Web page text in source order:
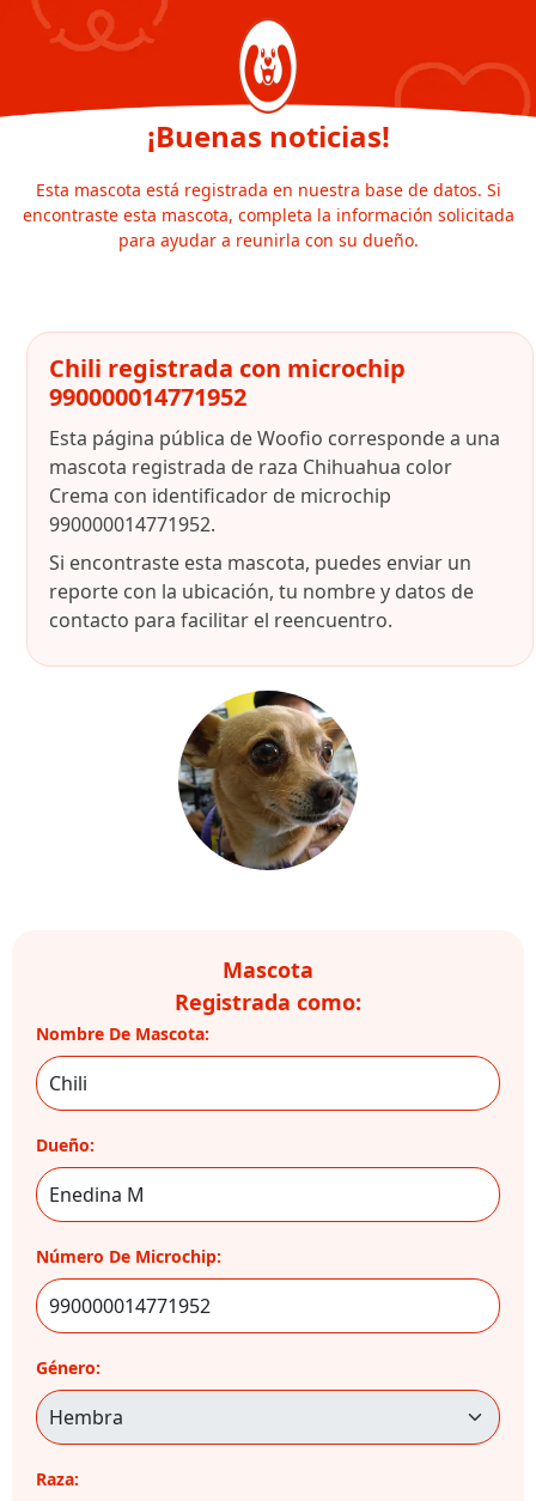
¡Buenas noticias!
Esta mascota está registrada en nuestra base de datos. Si
encontraste esta mascota, completa la información solicitada
para ayudar a reunirla con su dueño.
Chili registrada con microchip
990000014771952
Esta página pública de Woofio corresponde a una
mascota registrada de raza Chihuahua color
Crema con identificador de microchip
990000014771952.
Si encontraste esta mascota, puedes enviar un
reporte con la ubicación, tu nombre y datos de
contacto para facilitar el reencuentro.
Mascota
Registrada como:
Nombre De Mascota:
Dueño:
Número De Microchip:
Género:
Raza: